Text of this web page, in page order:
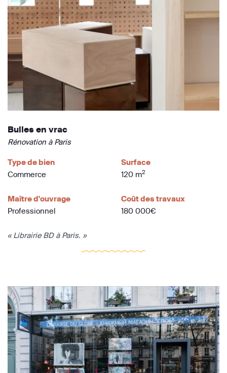
Bulles en vrac
Rénovation à Paris
Type de bien
Commerce
Surface
120 m2
Maître d'ouvrage
Professionnel
Coût des travaux
180 000€
« Librairie BD à Paris. »